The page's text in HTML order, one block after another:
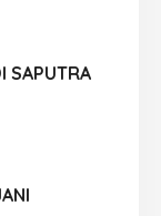
SAPUTRA